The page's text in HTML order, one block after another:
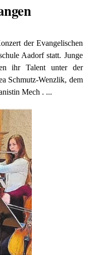
der Evangelischen
Aadorf statt. Junge
ihr Talent unter der
Schmutz-Wenzlik, dem
Mech . ...